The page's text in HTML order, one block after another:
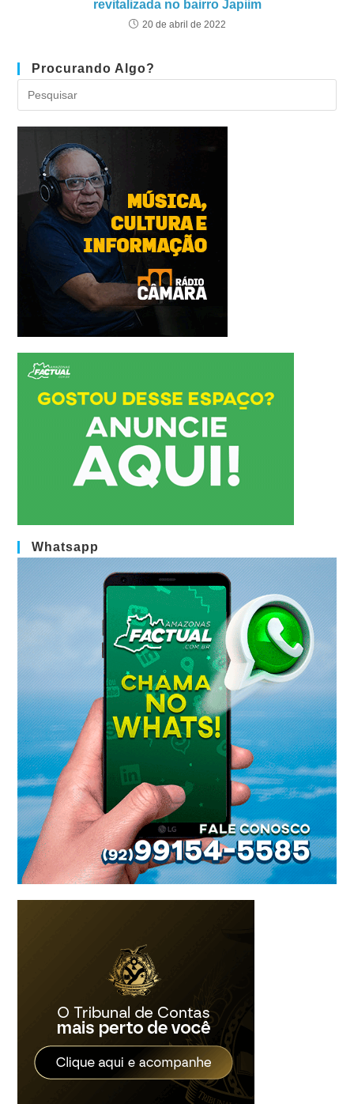
revitalizada no bairro Japiim
20 de abril de 2022
Procurando Algo?
Whatsapp